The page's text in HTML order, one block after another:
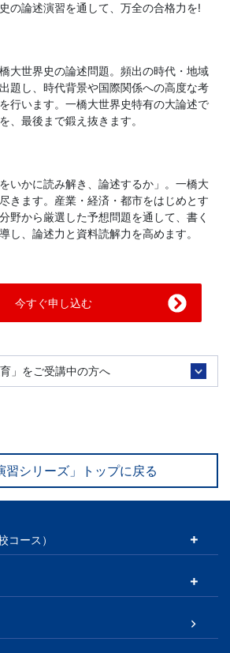
の論述演習を通して、万全の合格力を!
大世界史の論述問題。頻出の時代・地域
題し、時代背景や国際関係への高度な考
行います。一橋大世界史特有の大論述で
、最後まで鍛え抜きます。
いかに読み解き、論述するか」。一橋大
きます。産業・経済・都市をはじめとす
野から厳選した予想問題を通して、書く
し、論述力と資料読解力を高めます。
今すぐ申し込む
」をご受講中の方へ
習シリーズ」トップに戻る
コース）